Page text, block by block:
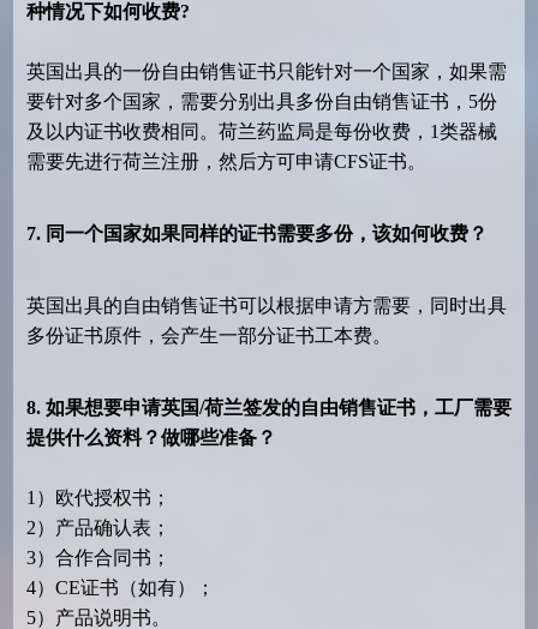
种情况下如何收费?
英国出具的一份自由销售证书只能针对一个国家，如果需
要针对多个国家，需要分别出具多份自由销售证书 ， 5份
及以内证书收费相同。荷兰药监局是每份收费， 1类器械
需要先进行荷兰注册，然后方可申请CFS证书。
7. 同一个国家如果同样的证书需要多份，该如何收费？
英国出具的自由销售证书可以根据申请方需要，同时出具
多份证书原件，会产生一部分证书工本费。
8. 如果想要申请英国/荷兰签发的自由销售证书，工厂需要
提供什么资料？做哪些准备？
1）欧代授权书；
2）产品确认表；
3）合作合同书；
4）CE证书（如有）；
5）产品说明书。